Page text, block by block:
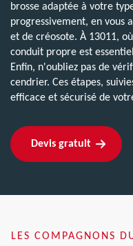
brosse adaptée à votre
progressivement, en vous
et de créosote. À 13011,
conduit propre est
Enfin, n'oubliez pas de
cendrier. Ces étapes,
efficace et sécurisé de
Devis gratuit
LES COMPAGNONS